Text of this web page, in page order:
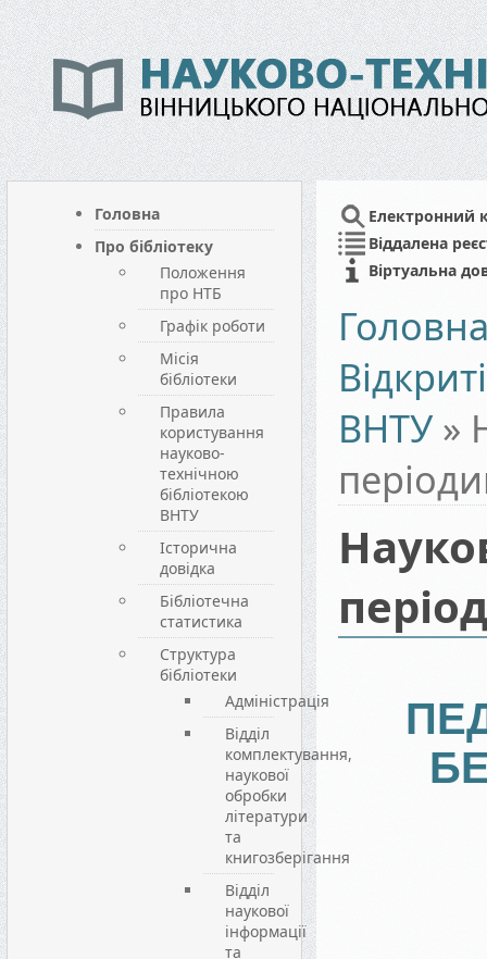
Головна
Про бібліотеку
Положення
про НТБ
Графік роботи
Місія
бібліотеки
Правила
користування
науково-
технічною
бібліотекою
ВНТУ
Історична
довідка
Бібліотечна
статистика
Структура
бібліотеки
Адміністрація
Відділ
комплектування,
наукової
обробки
літератури
та
книгозберігання
Відділ
наукової
інформації
та
Електронний
Віддалена
Віртуальна
ВНТУ»